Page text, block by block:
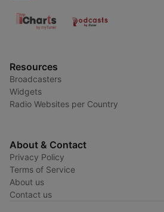
Resources
Broadcasters
Widgets
Radio Websites per Country
About & Contact
Privacy Policy
Terms of Service
About us
Contact us